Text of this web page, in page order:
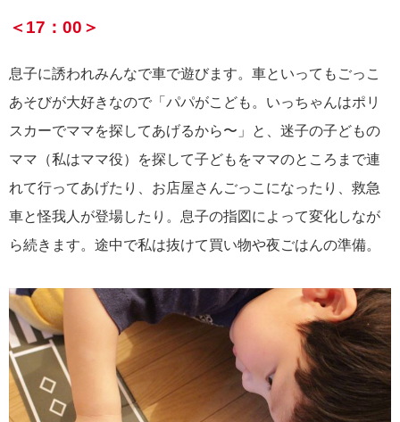
＜17：00＞
息子に誘われみんなで車で遊びます。車といってもごっこ
あそびが大好きなので「パパがこども。いっちゃんはポリ
スカーでママを探してあげるから〜」と、迷子の子どもの
ママ（私はママ役）を探して子どもをママのところまで連
れて行ってあげたり、お店屋さんごっこになったり、救急
車と怪我人が登場したり。息子の指図によって変化しなが
ら続きます。途中で私は抜けて買い物や夜ごはんの準備。